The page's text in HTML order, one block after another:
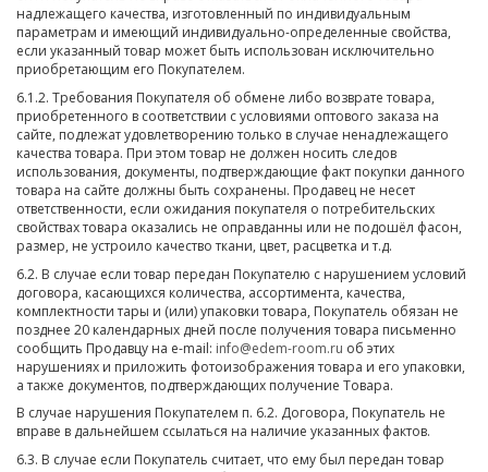
надлежащего качества, изготовленный по индивидуальным
параметрам и имеющий индивидуально-определенные свойства,
если указанный товар может быть использован исключительно
приобретающим его Покупателем.
6.1.2. Требования Покупателя об обмене либо возврате товара,
приобретенного в соответствии с условиями оптового заказа на
сайте, подлежат удовлетворению только в случае ненадлежащего
качества товара. При этом товар не должен носить следов
использования, документы, подтверждающие факт покупки данного
товара на сайте должны быть сохранены. Продавец не несет
ответственности, если ожидания покупателя о потребительских
свойствах товара оказались не оправданны или не подошёл фасон,
размер, не устроило качество ткани, цвет, расцветка и т.д.
6.2. В случае если товар передан Покупателю с нарушением условий
договора, касающихся количества, ассортимента, качества,
комплектности тары и (или) упаковки товара, Покупатель обязан не
позднее 20 календарных дней после получения товара письменно
сообщить Продавцу на e-mail: info@edem-room.ru об этих
нарушениях и приложить фотоизображения товара и его упаковки,
а также документов, подтверждающих получение Товара.
В случае нарушения Покупателем п. 6.2. Договора, Покупатель не
вправе в дальнейшем ссылаться на наличие указанных фактов.
6.3. В случае если Покупатель считает, что ему был передан товар